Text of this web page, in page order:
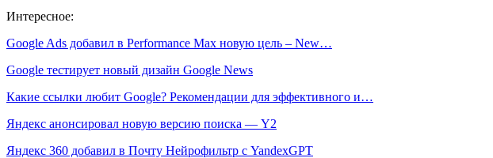
Интересное:
Google Ads добавил в Performance Max новую цель – New…
Google тестирует новый дизайн Google News
Какие ссылки любит Google? Рекомендации для эффективного и…
Яндекс анонсировал новую версию поиска — Y2
Яндекс 360 добавил в Почту Нейрофильтр с YandexGPT